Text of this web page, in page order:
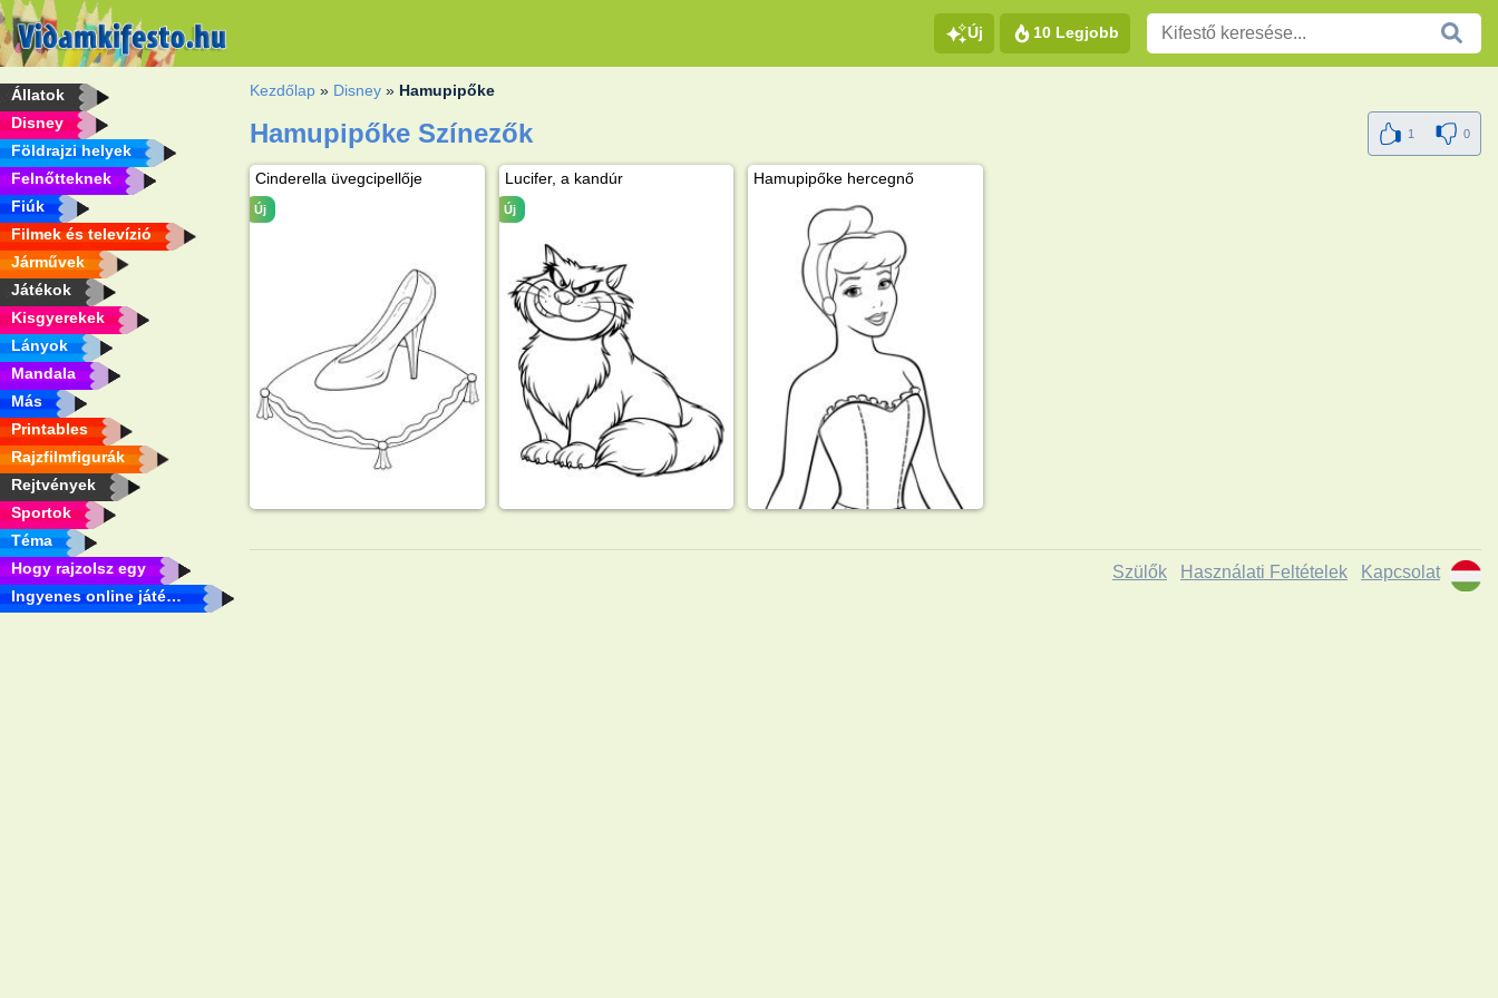
Új 10 Legjobb
Állatok
Disney
Földrajzi helyek
Felnőtteknek
Fiúk
Filmek és televízió
Járművek
Játékok
Kisgyerekek
Lányok
Mandala
Más
Printables
Rajzfilmfigurák
Rejtvények
Sportok
Téma
Hogy rajzolsz egy
Ingyenes online játékok
Kezdőlap » Disney » Hamupipőke
Hamupipőke Színezők 1 0
Cinderella üvegcipellője
Új
Lucifer, a kandúr
Új
Hamupipőke hercegnő
Szülők Használati Feltételek Kapcsolat